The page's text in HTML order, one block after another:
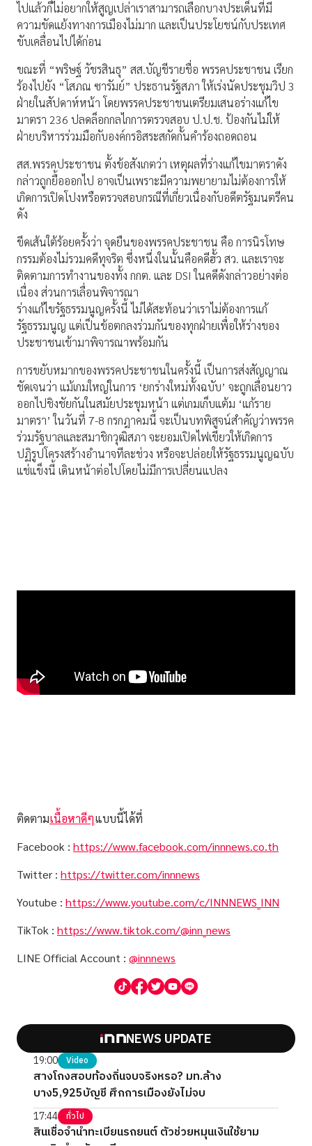
ไปแล้วก็ไม่อยากให้สูญเปล่าเราสามารถเลือกบางประเด็นที่มี
ความขัดแย้งทางการเมืองไม่มาก และเป็นประโยชน์กับประเทศ
ขับเคลื่อนไปได้ก่อน
ขณะที่ “พริษฐ์ วัชรสินธุ” สส.บัญชีรายชื่อ พรรคประชาชน เรียก
ร้องไปยัง “โสภณ ซารัมย์” ประธานรัฐสภา ให้เร่งนัดประชุมวิป 3
ฝ่ายในสัปดาห์หน้า โดยพรรคประชาชนเตรียมเสนอร่างแก้ไข
มาตรา 236 ปลดล็อกกลไกการตรวจสอบ ป.ป.ช. ป้องกันไม่ให้
ฝ่ายบริหารร่วมมือกับองค์กรอิสระสกัดกั้นคำร้องถอดถอน
สส.พรรคประชาชน ตั้งข้อสังเกตว่า เหตุผลที่ร่างแก้ไขมาตราดัง
กล่าวถูกยื้อออกไป อาจเป็นเพราะมีความพยายามไม่ต้องการให้
เกิดการเปิดโปงหรือตรวจสอบกรณีที่เกี่ยวเนื่องกับอดีตรัฐมนตรีคน
ดัง
ขีดเส้นใต้ร้อยครั้งว่า จุดยืนของพรรคประชาชน คือ การนิรโทษ
กรรมต้องไม่รวมคดีทุจริต ซึ่งหนึ่งในนั้นคือคดีฮั้ว สว. และเราจะ
ติดตามการทำงานของทั้ง กกต. และ DSI ในคดีดังกล่าวอย่างต่อ
เนื่อง ส่วนการเลื่อนพิจารณา
ร่างแก้ไขรัฐธรรมนูญครั้งนี้ ไม่ได้สะท้อนว่าเราไม่ต้องการแก้
รัฐธรรมนูญ แต่เป็นข้อตกลงร่วมกันของทุกฝ่ายเพื่อให้ร่างของ
ประชาชนเข้ามาพิจารณาพร้อมกัน
การขยับหมากของพรรคประชาชนในครั้งนี้ เป็นการส่งสัญญาณ
ชัดเจนว่า แม้เกมใหญ่ในการ ‘ยกร่างใหม่ทั้งฉบับ’ จะถูกเลื่อนยาว
ออกไปชิงชัยกันในสมัยประชุมหน้า แต่เกมเก็บแต้ม ‘แก้ราย
มาตรา’ ในวันที่ 7-8 กรกฎาคมนี้ จะเป็นบทพิสูจน์สำคัญว่าพรรค
ร่วมรัฐบาลและสมาชิกวุฒิสภา จะยอมเปิดไฟเขียวให้เกิดการ
ปฏิรูปโครงสร้างอำนาจทีละช่วง หรือจะปล่อยให้รัฐธรรมนูญฉบับ
แช่แข็งนี้ เดินหน้าต่อไปโดยไม่มีการเปลี่ยนแปลง
ติดตามเนื้อหาดีๆแบบนี้ได้ที่
Facebook : https://www.facebook.com/innnews.co.th
Twitter : https://twitter.com/innnews
Youtube : https://www.youtube.com/c/INNNEWS_INN
TikTok : https://www.tiktok.com/@inn_news
LINE Official Account : @innnews
NEWS UPDATE
19:00 Video
สางโกงสอบท้องถิ่นจบจริงหรอ? มท.ล้าง
บาง5,925บัญชี ศึกการเมืองยังไม่จบ
17:44 ทั่วไป
สินเชื่อจำนำทะเบียนรถยนต์ ตัวช่วยหมุนเงินใช้ยาม